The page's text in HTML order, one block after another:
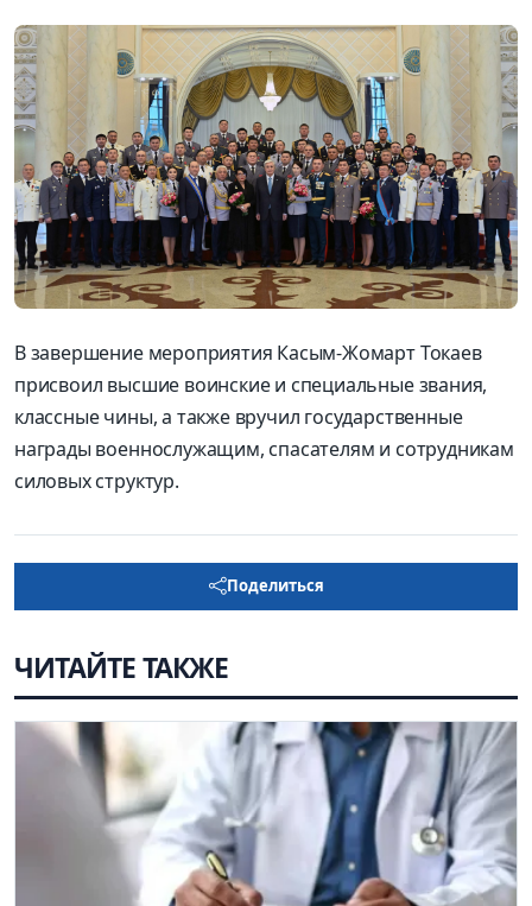
В завершение мероприятия Касым-Жомарт Токаев
присвоил высшие воинские и специальные звания,
классные чины, а также вручил государственные
награды военнослужащим, спасателям и сотрудникам
силовых структур.
Поделиться
ЧИТАЙТЕ ТАКЖЕ